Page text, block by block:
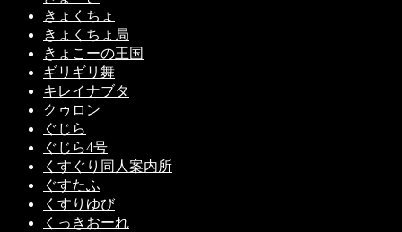
きょくちょ
きょくちょ局
きょこーの王国
ギリギリ舞
キレイナブタ
クゥロン
ぐじら
ぐじら4号
くすぐり同人案内所
ぐすたふ
くすりゆび
くっきおーれ